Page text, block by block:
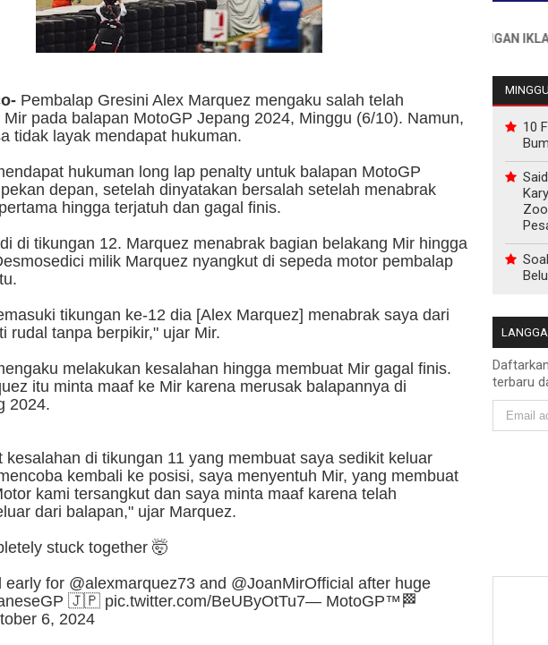
Pembalap Gresini Alex Marquez mengaku salah telah
pada balapan MotoGP Jepang 2024, Minggu (6/10). Namun,
tidak layak mendapat hukuman.
hukuman long lap penalty untuk balapan MotoGP
depan, setelah dinyatakan bersalah setelah menabrak
hingga terjatuh dan gagal finis.
di tikungan 12. Marquez menabrak bagian belakang Mir hingga
milik Marquez nyangkut di sepeda motor pembalap
tikungan ke-12 dia [Alex Marquez] menabrak saya dari
rudal tanpa berpikir," ujar Mir.
melakukan kesalahan hingga membuat Mir gagal finis.
itu minta maaf ke Mir karena merusak balapannya di
2024.
kesalahan di tikungan 11 yang membuat saya sedikit keluar
kembali ke posisi, saya menyentuh Mir, yang membuat
kami tersangkut dan saya minta maaf karena telah
dari balapan," ujar Marquez.
stuck together 🤯
early for @alexmarquez73 and @JoanMirOfficial after huge
🇯🇵 pic.twitter.com/BeUByOtTu7— MotoGP™ 🏁
6, 2024
INFO PEMASANGAN IKLAN
10
terbaru